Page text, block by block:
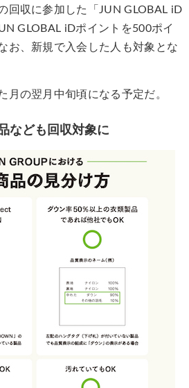
回収に参加した「JUN GLOBAL iD
GLOBAL iDポイントを500ポイ
お、新規で入会した人も対象とな
月の翌月中旬頃になる予定だ。
なども回収対象に